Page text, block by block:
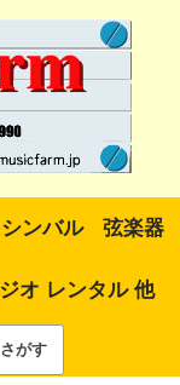
シンバル 弦楽器
オ レンタル 他